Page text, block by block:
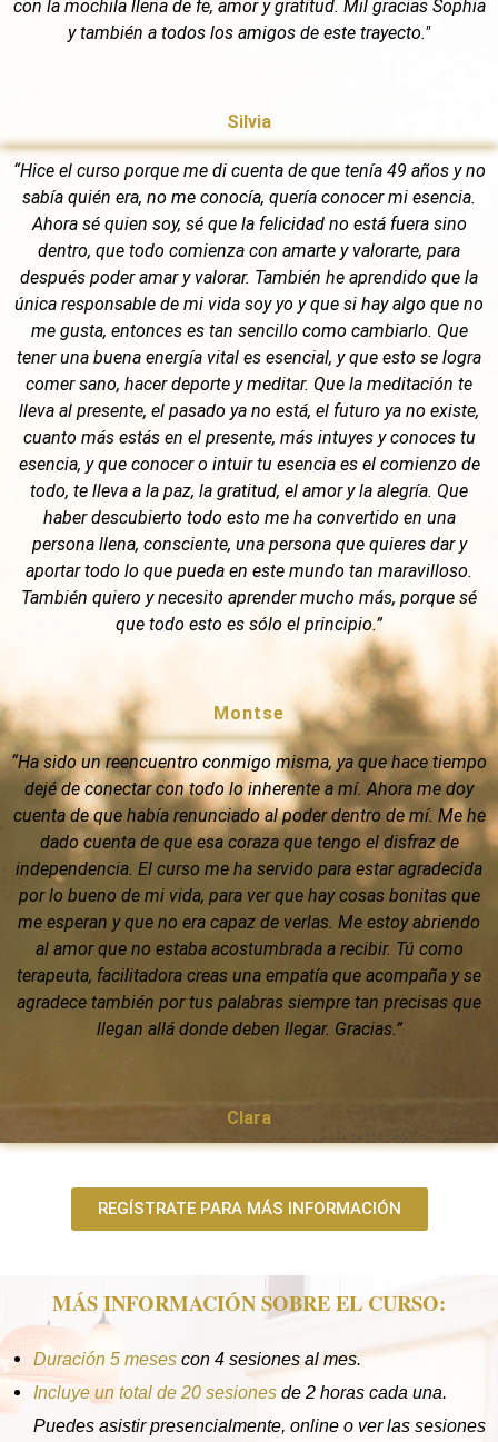
con la mochila llena de fe, amor y gratitud. Mil gracias Sophia
y también a todos los amigos de este trayecto."
Silvia
“Hice el curso porque me di cuenta de que tenía 49 años y no
sabía quién era, no me conocía, quería conocer mi esencia.
Ahora sé quien soy, sé que la felicidad no está fuera sino
dentro, que todo comienza con amarte y valorarte, para
después poder amar y valorar. También he aprendido que la
única responsable de mi vida soy yo y que si hay algo que no
me gusta, entonces es tan sencillo como cambiarlo. Que
tener una buena energía vital es esencial, y que esto se logra
comer sano, hacer deporte y meditar. Que la meditación te
lleva al presente, el pasado ya no está, el futuro ya no existe,
cuanto más estás en el presente, más intuyes y conoces tu
esencia, y que conocer o intuir tu esencia es el comienzo de
todo, te lleva a la paz, la gratitud, el amor y la alegría. Que
haber descubierto todo esto me ha convertido en una
persona llena, consciente, una persona que quieres dar y
aportar todo lo que pueda en este mundo tan maravilloso.
También quiero y necesito aprender mucho más, porque sé
que todo esto es sólo el principio.”
Montse
“Ha sido un reencuentro conmigo misma, ya que hace tiempo
dejé de conectar con todo lo inherente a mí. Ahora me doy
cuenta de que había renunciado al poder dentro de mí. Me he
dado cuenta de que esa coraza que tengo el disfraz de
independencia. El curso me ha servido para estar agradecida
por lo bueno de mi vida, para ver que hay cosas bonitas que
me esperan y que no era capaz de verlas. Me estoy abriendo
al amor que no estaba acostumbrada a recibir. Tú como
terapeuta, facilitadora creas una empatía que acompaña y se
agradece también por tus palabras siempre tan precisas que
llegan allá donde deben llegar. Gracias.”
Clara
REGÍSTRATE PARA MÁS INFORMACIÓN
MÁS INFORMACIÓN SOBRE EL CURSO:
Duración 5 meses con 4 sesiones al mes.
Incluye un total de 20 sesiones de 2 horas cada una.
Puedes asistir presencialmente, online o ver las sesiones